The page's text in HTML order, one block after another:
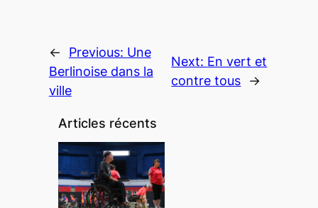
← Previous: Une
Berlinoise dans la
ville
Next: En vert et
contre tous
→
Articles récents